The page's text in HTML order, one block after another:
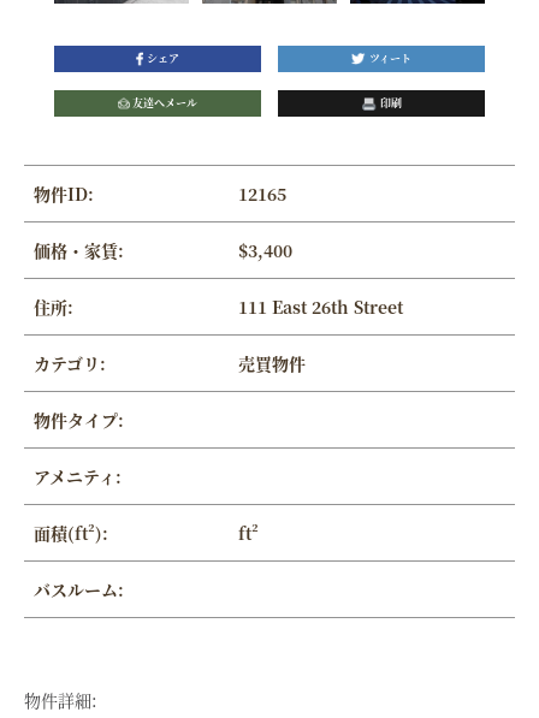
シェア ツィート
友達へメール 印刷
物件ID: 12165
価格・家賃: $3,400
住所: 111 East 26th Street
カテゴリ: 売買物件
物件タイプ:
アメニティ:
面積(ft²): ft²
バスルーム:
物件詳細: